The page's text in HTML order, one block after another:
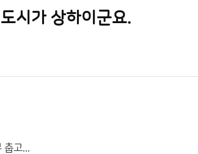
시가 상하이군요.
춥고...